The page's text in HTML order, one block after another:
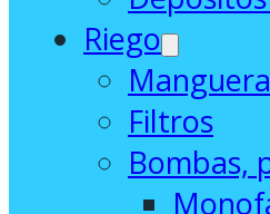
Riego
Filtros
Bombas,